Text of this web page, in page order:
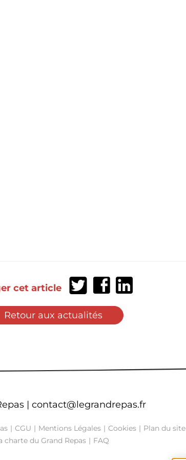
cet article
Partager
sur
Twitter
Partager
sur
Facebook
Partager
sur
Retour aux actualités
| contact@legrandrepas.fr
CGU Mentions Légales Cookies
Plan du site
charte du Grand Repas
FAQ